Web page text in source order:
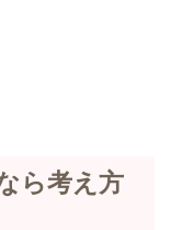
ら考え方